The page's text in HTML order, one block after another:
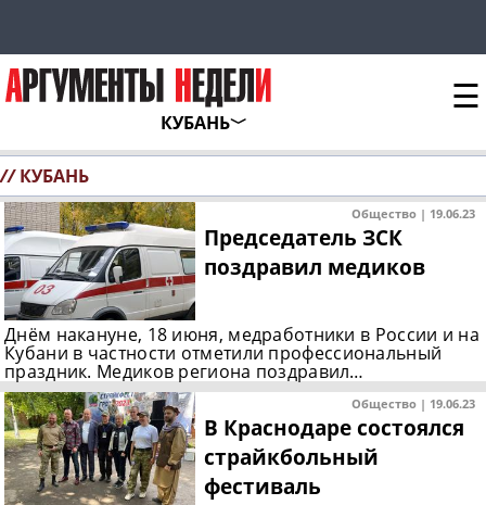
КУБАНЬ
☰
// КУБАНЬ
Общество | 19.06.23
Председатель ЗСК
поздравил медиков
Днём накануне, 18 июня, медработники в России и на
Кубани в частности отметили профессиональный
праздник. Медиков региона поздравил…
Общество | 19.06.23
В Краснодаре состоялся
страйкбольный
фестиваль